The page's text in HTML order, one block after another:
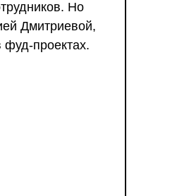
Но
Дмитриевой,
фуд-проектах.